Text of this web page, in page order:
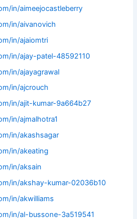
in/aimeejocastleberry
in/aivanovich
in/ajaiomtri
in/ajay-patel-48592110
in/ajayagrawal
in/ajcrouch
in/ajit-kumar-9a664b27
in/ajmalhotra1
in/akashsagar
in/akeating
in/aksain
in/akshay-kumar-02036b10
in/akwilliams
in/al-bussone-3a519541